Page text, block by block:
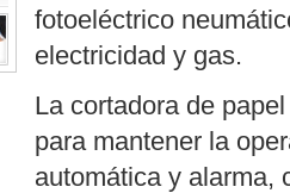
fotoeléctrico
electricidad y gas.
La cortadora de
para mantener la
automática y alarma,